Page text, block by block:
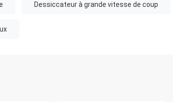
Dessiccateur à grande vitesse de coup